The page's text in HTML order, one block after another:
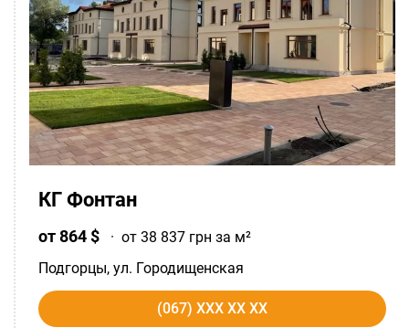
КГ Фонтан
от 864 $ · от 38 837 грн за м²
Подгорцы, ул. Городищенская
(067) XXX XX XX